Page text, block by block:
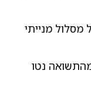
מסלול מנייתי
נטו